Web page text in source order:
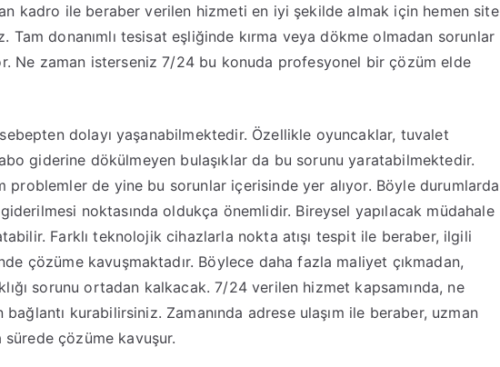
kadro ile beraber verilen hizmeti en iyi şekilde almak için hemen site
Tam donanımlı tesisat eşliğinde kırma veya dökme olmadan sorunlar
Ne zaman isterseniz 7/24 bu konuda profesyonel bir çözüm elde
sebepten dolayı yaşanabilmektedir. Özellikle oyuncaklar, tuvalet
giderine dökülmeyen bulaşıklar da bu sorunu yaratabilmektedir.
problemler de yine bu sorunlar içerisinde yer alıyor. Böyle durumlarda
noktasında oldukça önemlidir. Bireysel yapılacak müdahale
Farklı teknolojik cihazlarla nokta atışı tespit ile beraber, ilgili
çözüme kavuşmaktadır. Böylece daha fazla maliyet çıkmadan,
sorunu ortadan kalkacak. 7/24 verilen hizmet kapsamında, ne
kurabilirsiniz. Zamanında adrese ulaşım ile beraber, uzman
çözüme kavuşur.